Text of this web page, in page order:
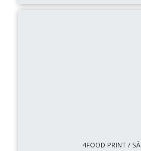
4FOOD PRINT /